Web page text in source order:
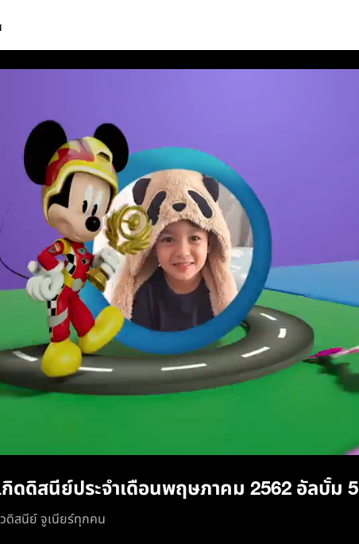
ดดิสนีย์ประจำเดือนพฤษภาคม 2562 อัลบั้ม 5
ดิสนีย์ จูเนียร์ทุกคน